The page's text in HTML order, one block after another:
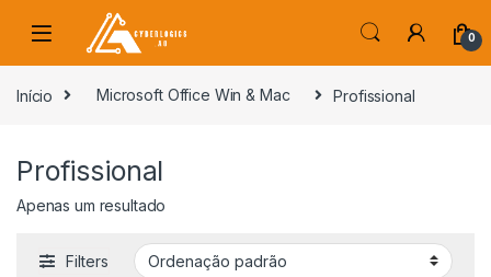
Skip to navigation
0
Início Microsoft Office Win & Mac Profissional
Profissional
Apenas um resultado
Filters